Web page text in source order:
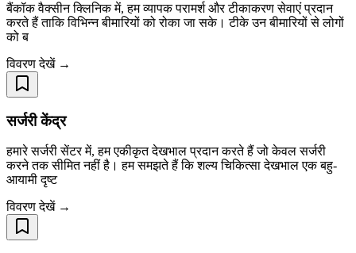
बैंकॉक वैक्सीन क्लिनिक में, हम व्यापक परामर्श और टीकाकरण सेवाएं प्रदान
करते हैं ताकि विभिन्न बीमारियों को रोका जा सके। टीके उन बीमारियों से लोगों
को ब
विवरण देखें →
सर्जरी केंद्र
हमारे सर्जरी सेंटर में, हम एकीकृत देखभाल प्रदान करते हैं जो केवल सर्जरी
करने तक सीमित नहीं है। हम समझते हैं कि शल्य चिकित्सा देखभाल एक बहु-
आयामी दृष्ट
विवरण देखें →